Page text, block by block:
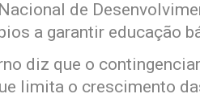
de
a garantir educação
diz que o
limita o crescimento